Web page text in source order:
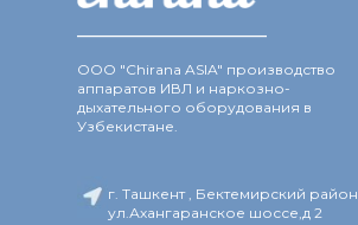
г. Ташкент , Бектемирский район,
ул.Ахангаранское шоссе,д 2
ООО "Chirana ASIA" производство
аппаратов ИВЛ и наркозно-
дыхательного оборудования в
Узбекистане.